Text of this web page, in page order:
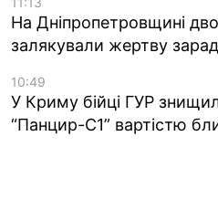
На Дніпропетровщині
залякували жертву
10:49
У Криму бійці ГУР
“Панцир-С1” вартістю